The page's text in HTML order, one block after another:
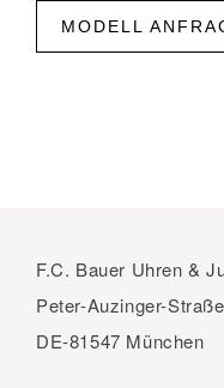
MODELL
F.C. Bauer Uhren &
Peter-Auzinger-
DE-81547 München